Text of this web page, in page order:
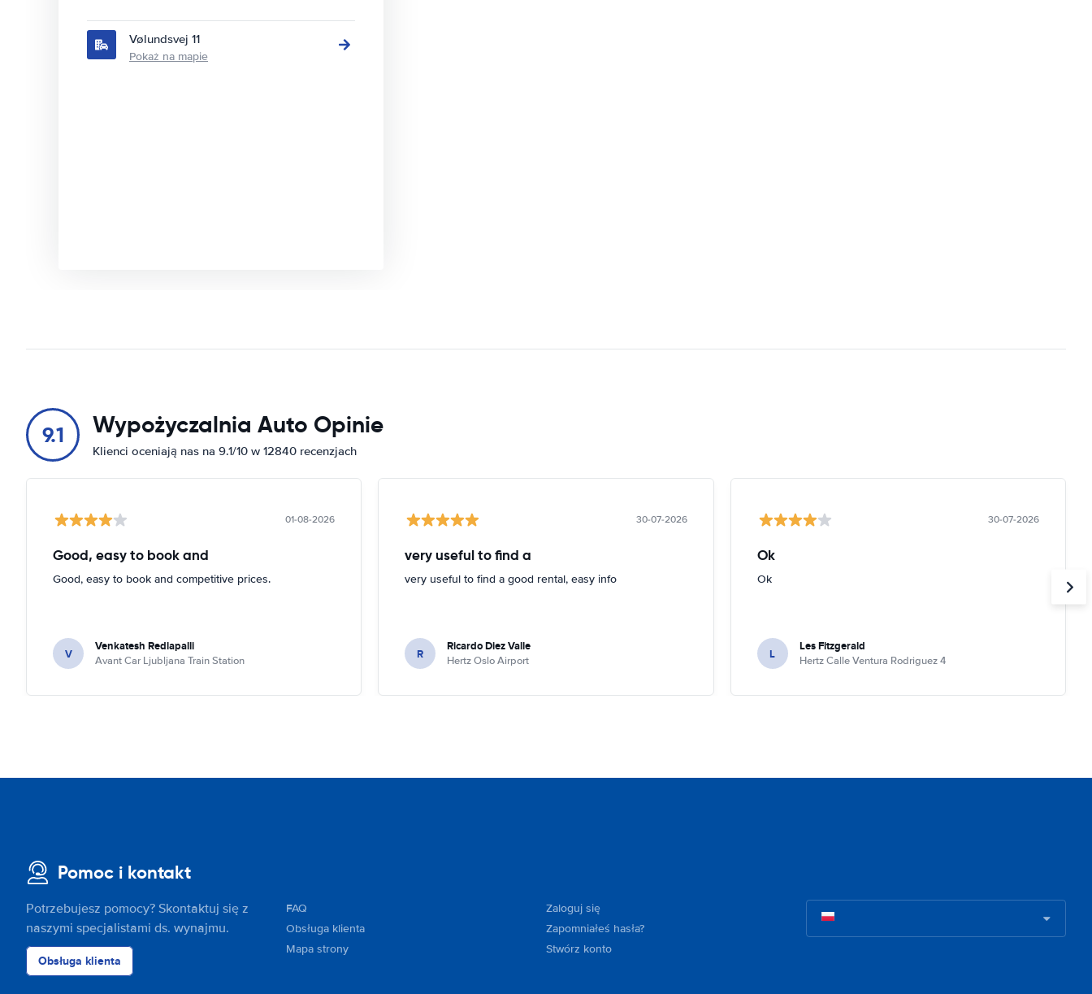
Vølundsvej 11
Pokaż na mapie
9.1 Wypożyczalnia Auto Opinie
Klienci oceniają nas na 9.1/10 w 12840 recenzjach
01-08-2026
Good, easy to book and
Good, easy to book and competitive prices.
V Venkatesh Redlapalli
Avant Car Ljubljana Train Station
30-07-2026
very useful to find a
very useful to find a good rental, easy info
R Ricardo Diez Valle
Hertz Oslo Airport
30-07-2026
Ok
Ok
L Les Fitzgerald
Hertz Calle Ventura Rodriguez 4
Pomoc i kontakt
Potrzebujesz pomocy? Skontaktuj się z
naszymi specjalistami ds. wynajmu.
Obsługa klienta
FAQ
Obsługa klienta
Mapa strony
Zaloguj się
Zapomniałeś hasła?
Stwórz konto